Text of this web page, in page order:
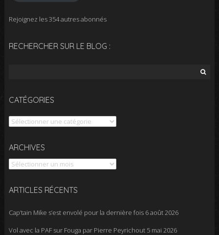
Rejoignez les 354 autres abonnés
RECHERCHER SUR LE BLOG :
CATÉGORIES
Catégories
ARCHIVES
Archives
ARTICLES RÉCENTS
Cap’tain Mike s’est envolé pour la dernière fois 6 août 2026
Vol avec la PAF sur Fouga par Pierre Peyrichout 5 mai 2026